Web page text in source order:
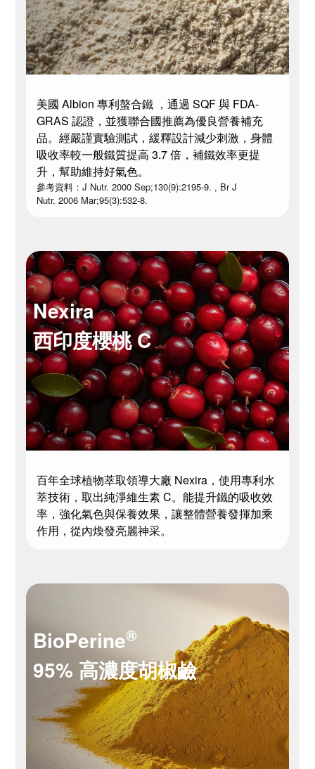
美國 Albion 專利螯合鐵 ，通過 SQF 與 FDA-
GRAS 認證，並獲聯合國推薦為優良營養補充
品。經嚴謹實驗測試，緩釋設計減少刺激，身體
吸收率較一般鐵質提高 3.7 倍，補鐵效率更提
升，幫助維持好氣色。
參考資料：J Nutr. 2000 Sep;130(9):2195-9. , Br J
Nutr. 2006 Mar;95(3):532-8.
Nexira
西印度櫻桃 C
百年全球植物萃取領導大廠 Nexira，使用專利水
萃技術，取出純淨維生素 C。能提升鐵的吸收效
率，強化氣色與保養效果，讓整體營養發揮加乘
作用，從內煥發亮麗神采。
BioPerine®
95% 高濃度胡椒鹼